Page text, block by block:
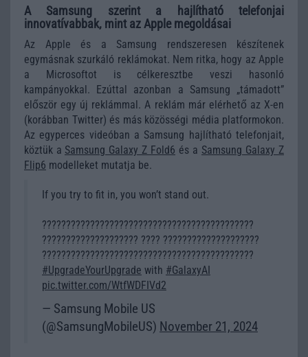
A Samsung szerint a hajlítható telefonjai
innovatívabbak, mint az Apple megoldásai
Az Apple és a Samsung rendszeresen készítenek
egymásnak szurkáló reklámokat. Nem ritka, hogy az Apple
a Microsoftot is célkeresztbe veszi hasonló
kampányokkal. Ezúttal azonban a Samsung „támadott”
először egy új reklámmal. A reklám már elérhető az X-en
(korábban Twitter) és más közösségi média platformokon.
Az egyperces videóban a Samsung hajlítható telefonjait,
köztük a Samsung Galaxy Z Fold6 és a Samsung Galaxy Z
Flip6 modelleket mutatja be.
If you try to fit in, you won’t stand out.
????????????????????????????????????????????
???????????????????? ???? ????????????????????
#UpgradeYourUpgrade with #GalaxyAI
pic.twitter.com/WtfWDFIVd2
— Samsung Mobile US
(@SamsungMobileUS) November 21, 2024